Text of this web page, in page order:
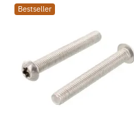
Bestseller